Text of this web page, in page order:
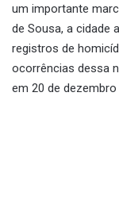
um importante
de Sousa, a cidade
registros de
ocorrências dessa
em 20 de dezembro